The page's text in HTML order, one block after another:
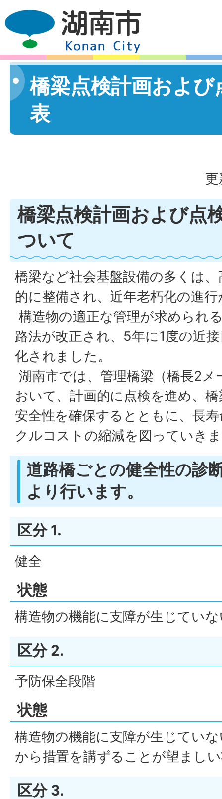
橋梁点検計画および
表
橋梁点検計画および点
ついて
橋梁など社会基盤設備の多くは
的に整備され、近年老朽化の進
構造物の適正な管理が求められ
路法が改正され、5年に1度の近
化されました。
湖南市では、管理橋梁（橋長2
おいて、計画的に点検を進め、
安全性を確保するとともに、長
クルコストの縮減を図っていき
道路橋ごとの健全性の診
より行います。
区分 1.
健全
状態
構造物の機能に支障が生じてい
区分 2.
予防保全段階
状態
構造物の機能に支障が生じてい
から措置を講ずることが望まし
区分 3.